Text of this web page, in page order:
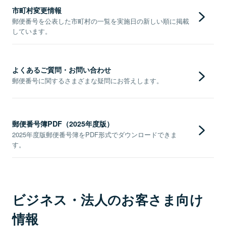
市町村変更情報
郵便番号を公表した市町村の一覧を実施日の新しい順に掲載
しています。
よくあるご質問・お問い合わせ
郵便番号に関するさまざまな疑問にお答えします。
郵便番号簿PDF（2025年度版）
2025年度版郵便番号簿をPDF形式でダウンロードできま
す。
ビジネス・法人のお客さま向け
情報